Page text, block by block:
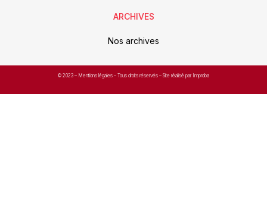
ARCHIVES
Nos archives
© 2023 – Mentions légales – Tous droits réservés – Site réalisé par Improba